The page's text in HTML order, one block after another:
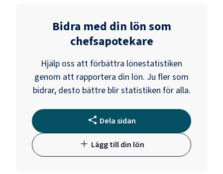
Bidra med din lön som
chefsapotekare
Hjälp oss att förbättra lönestatistiken
genom att rapportera din lön. Ju fler som
bidrar, desto bättre blir statistiken för alla.
Dela sidan
Lägg till din lön